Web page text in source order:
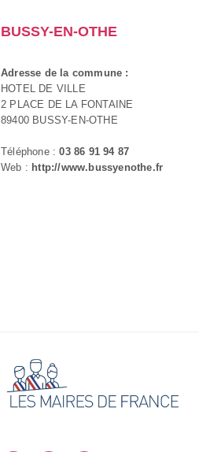
BUSSY-EN-OTHE
Adresse de la commune :
HOTEL DE VILLE
2 PLACE DE LA FONTAINE
89400 BUSSY-EN-OTHE
Téléphone :03 86 91 94 87
Web : http://www.bussyenothe.fr